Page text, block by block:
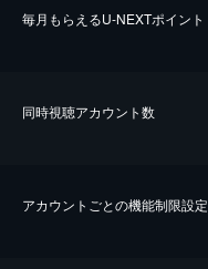
毎⽉もらえるU-NEXTポイント
同時視聴アカウント数
アカウントごとの機能制限設定